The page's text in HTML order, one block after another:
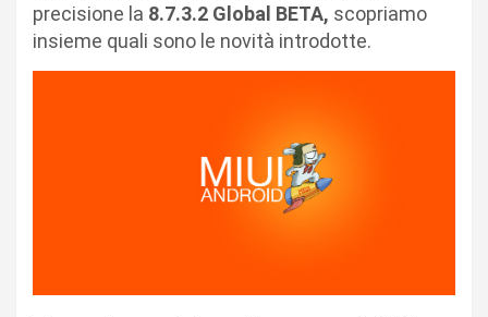
precisione la 8.7.3.2 Global BETA, scopriamo
insieme quali sono le novità introdotte.